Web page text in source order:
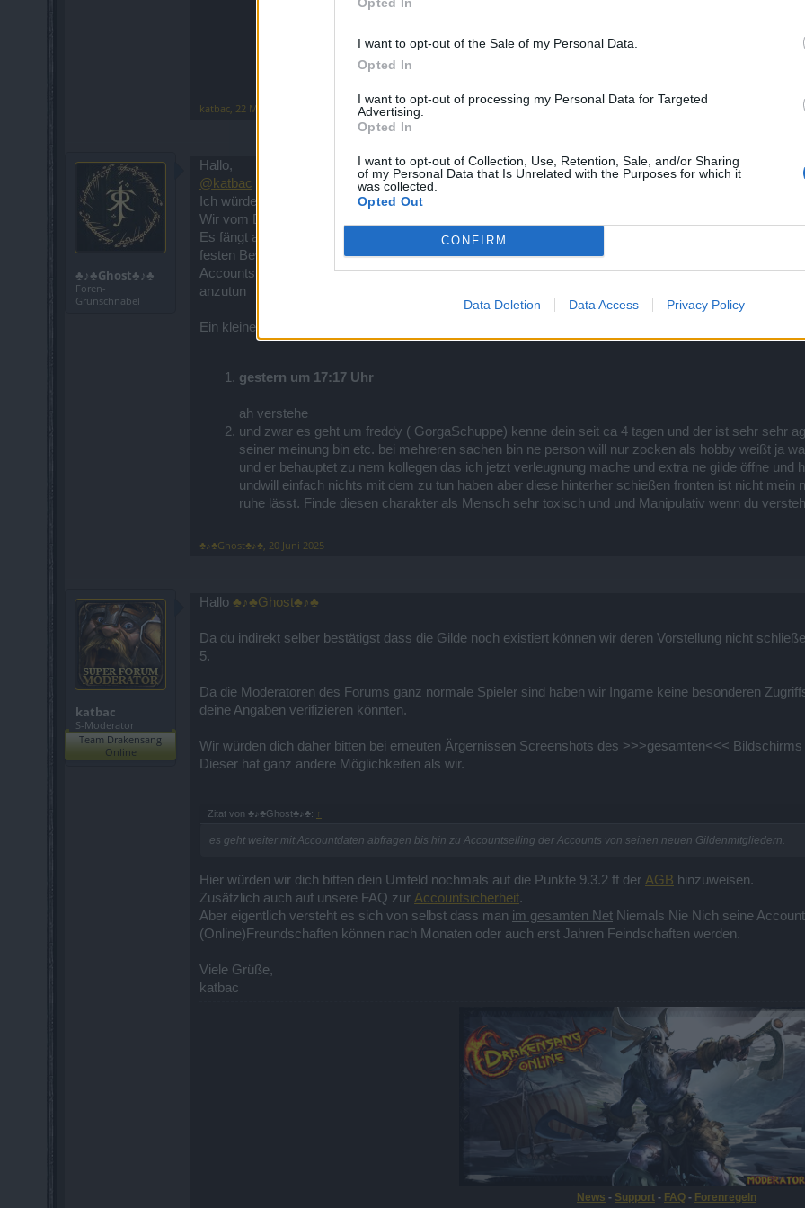
I want to opt-out of the Sale of my Personal Data.
Opted In
I want to opt-out of processing my Personal Data for Targeted
Advertising.
Opted In
I want to opt-out of Collection, Use, Retention, Sale, and/or Sharing
of my Personal Data that Is Unrelated with the Purposes for which it
was collected.
Opted Out
CONFIRM
Data Deletion Data Access Privacy Policy
katbac, 22 Mai 2025
♣♪♣Ghost♣♪♣
Foren-
Grünschnabel
Hallo,
@katbac
Ich würde darum bitten diese Gildenvorstellung bitte aus dem Forum zu löschen und auch nie wieder
Wir vom Deutschen DSO Discord bekommen fast monatlich Beschwerden über den Spieler
Es fängt an bei Beleidigungen, toxischen Verhalten, anschreien im Discord (ja leider passiert das
festen Beweise um dagegen vorzugehen außer immer unsere Community zu warnen) es geht weiter
Accounts von seinen neuen Gildenmitgliedern. Das was hier gepostet wurde ist einfach nur erlogen
anzutun
Ein kleiner Text der mich gestern auch wieder erreicht hat
gestern um 17:17 Uhr
ah verstehe
und zwar es geht um freddy ( GorgaSchuppe) kenne dein seit ca 4 tagen und der ist sehr sehr
seiner meinung bin etc. bei mehreren sachen bin ne person will nur zocken als hobby weißt ja
und er behauptet zu nem kollegen das ich jetzt verleugnung mache und extra ne gilde öffne
undwill einfach nichts mit dem zu tun haben aber diese hinterher schießen fronten ist nicht
ruhe lässt. Finde diesen charakter als Mensch sehr toxisch und und Manipulativ wenn du
♣♪♣Ghost♣♪♣ 20 Juni 2025
katbac
S-Moderator
Team Drakensang
Online
Hallo ♣♪♣Ghost♣♪♣
Da du indirekt selber bestätigst dass die Gilde noch existiert können wir deren Vorstellung nicht
5.
Da die Moderatoren des Forums ganz normale Spieler sind haben wir Ingame keine besonderen
deine Angaben verifizieren könnten.
Wir würden dich daher bitten bei erneuten Ärgernissen Screenshots des >>>gesamten<<<
Dieser hat ganz andere Möglichkeiten als wir.
Zitat von ♣♪♣Ghost♣♪♣: ↑
es geht weiter mit Accountdaten abfragen bis hin zu Accountselling der Accounts von seinen neuen Gildenmitgliedern.
Hier würden wir dich bitten dein Umfeld nochmals auf die Punkte 9.3.2 ff der AGB hinzuweisen.
Zusätzlich auch auf unsere FAQ zur Accountsicherheit.
Aber eigentlich versteht es sich von selbst dass man im gesamten Net Niemals Nie Nich seine
(Online)Freundschaften können nach Monaten oder auch erst Jahren Feindschaften werden.
Viele Grüße,
katbac
News - Support - FAQ - Forenregeln